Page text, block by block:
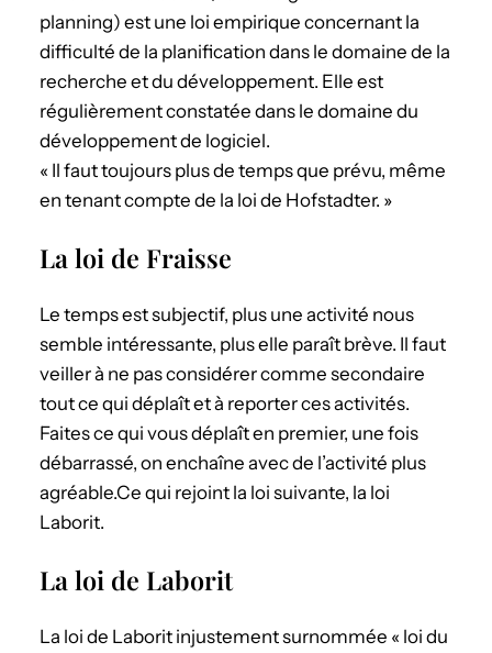
planning) est une loi empirique concernant la
difficulté de la planification dans le domaine de la
recherche et du développement. Elle est
régulièrement constatée dans le domaine du
développement de logiciel.
« Il faut toujours plus de temps que prévu, même
en tenant compte de la loi de Hofstadter. »
La loi de Fraisse
Le temps est subjectif, plus une activité nous
semble intéressante, plus elle paraît brève. Il faut
veiller à ne pas considérer comme secondaire
tout ce qui déplaît et à reporter ces activités.
Faites ce qui vous déplaît en premier, une fois
débarrassé, on enchaîne avec de l’activité plus
agréable.Ce qui rejoint la loi suivante, la loi
Laborit.
La loi de Laborit
La loi de Laborit injustement surnommée « loi du